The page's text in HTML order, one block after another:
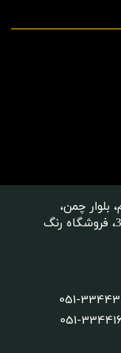
051-
بلوار چمن،
انتهای چمن 13، بین شهیدان سلطانی 1 و 3، فروشگاه رنگ